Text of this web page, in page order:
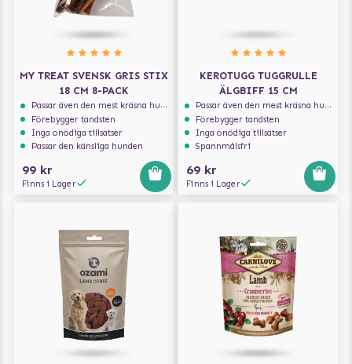
MY TREAT SVENSK GRIS STIX
18 CM 8-PACK
Passar även den mest kräsna hunden
Förebygger tandsten
Inga onödiga tillsatser
Passar den känsliga hunden
99 kr
Finns i Lager
KEROTUGG TUGGRULLE
ÄLGBIFF 15 CM
Passar även den mest kräsna hunden
Förebygger tandsten
Inga onödiga tillsatser
Spannmålsfri
69 kr
Finns i Lager